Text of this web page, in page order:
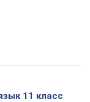
11 класс